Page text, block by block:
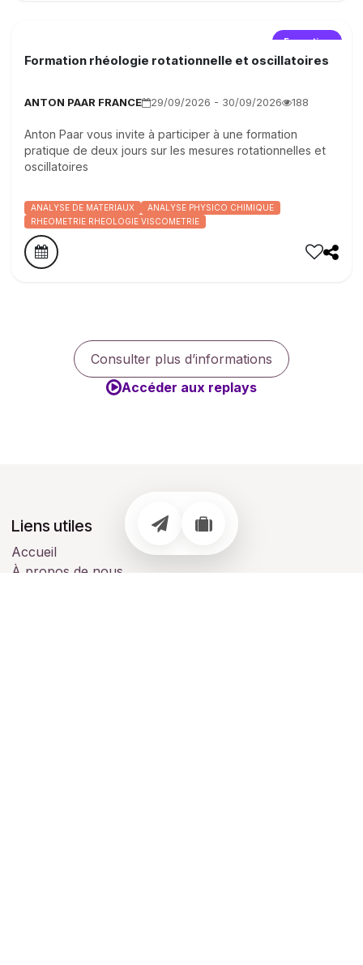
Formation
Formation rhéologie rotationnelle et oscillatoires
ANTON PAAR FRANCE 29/09/2026 - 30/09/2026 188
Anton Paar vous invite à participer à une formation
pratique de deux jours sur les mesures rotationnelles et
oscillatoires
ANALYSE DE MATERIAUX
ANALYSE PHYSICO CHIMIQUE
RHEOMETRIE RHEOLOGIE VISCOMETRIE
Consulter plus d’informations
Accéder aux replays
Liens utiles
Accueil
À propos de nous